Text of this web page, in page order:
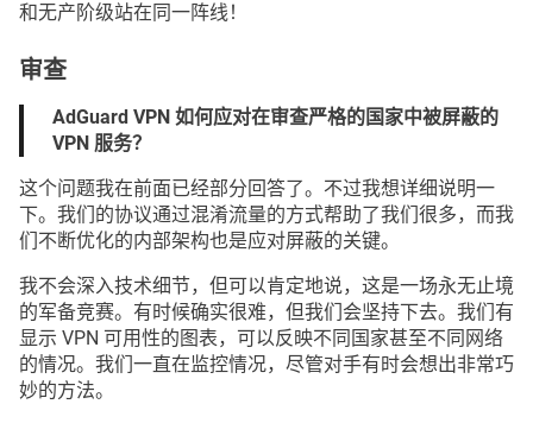
和无产阶级站在同一阵线！
审查
AdGuard VPN 如何应对在审查严格的国家中被屏蔽的
VPN 服务？
这个问题我在前面已经部分回答了。不过我想详细说明一
下。我们的协议通过混淆流量的方式帮助了我们很多，而我
们不断优化的内部架构也是应对屏蔽的关键。
我不会深入技术细节，但可以肯定地说，这是一场永无止境
的军备竞赛。有时候确实很难，但我们会坚持下去。我们有
显示 VPN 可用性的图表，可以反映不同国家甚至不同网络
的情况。我们一直在监控情况，尽管对手有时会想出非常巧
妙的方法。